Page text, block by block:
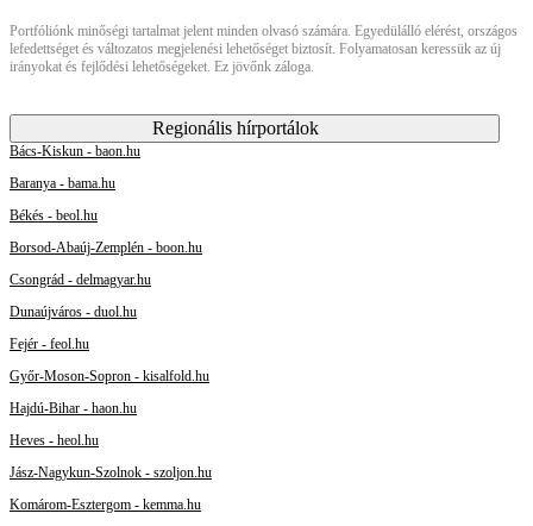
Portfóliónk minőségi tartalmat jelent minden olvasó számára. Egyedülálló elérést, országos
lefedettséget és változatos megjelenési lehetőséget biztosít. Folyamatosan keressük az új
irányokat és fejlődési lehetőségeket. Ez jövőnk záloga.
Regionális hírportálok
Bács-Kiskun - baon.hu
Baranya - bama.hu
Békés - beol.hu
Borsod-Abaúj-Zemplén - boon.hu
Csongrád - delmagyar.hu
Dunaújváros - duol.hu
Fejér - feol.hu
Győr-Moson-Sopron - kisalfold.hu
Hajdú-Bihar - haon.hu
Heves - heol.hu
Jász-Nagykun-Szolnok - szoljon.hu
Komárom-Esztergom - kemma.hu